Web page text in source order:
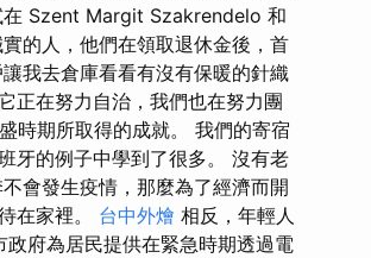
在 Szent Margit Szakrendelo 和
的人，他們在領取退休金後，首
我去倉庫看看有沒有保暖的針織
正在努力自治，我們也在努力團
時期所取得的成就。 我們的寄宿
牙的例子中學到了很多。 沒有老
會發生疫情，那麼為了經濟而開
在家裡。 台中外燴 相反，年輕人
府為居民提供在緊急時期透過電